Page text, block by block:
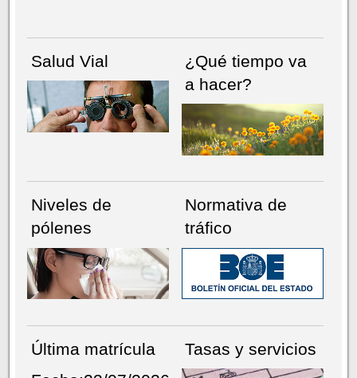
Salud Vial
¿Qué tiempo va
a hacer?
Niveles de
pólenes
Normativa de
tráfico
Última matrícula
Tasas y servicios